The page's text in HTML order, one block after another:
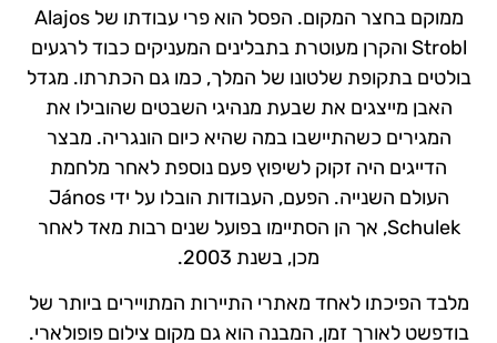
ממוקם בחצר המקום. הפסל הוא פרי עבודתו של Alajos
Strobl והקרן מעוטרת בתבלינים המעניקים כבוד לרגעים
בולטים בתקופת שלטונו של המלך, כמו גם הכתרתו. מגדל
האבן מייצגים את שבעת מנהיגי השבטים שהובילו את
המגירים כשהתיישבו במה שהיא כיום הונגריה. מבצר
הדייגים היה זקוק לשיפוץ פעם נוספת לאחר מלחמת
העולם השנייה. הפעם, העבודות הובלו על ידי János
Schulek, אך הן הסתיימו בפועל שנים רבות מאד לאחר
מכן, בשנת 2003.
מלבד הפיכתו לאחד מאתרי התיירות המתויירים ביותר של
בודפשט לאורך זמן, המבנה הוא גם מקום צילום פופולארי.